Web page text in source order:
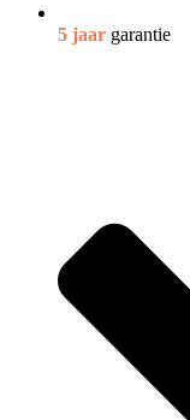
5 jaar garantie